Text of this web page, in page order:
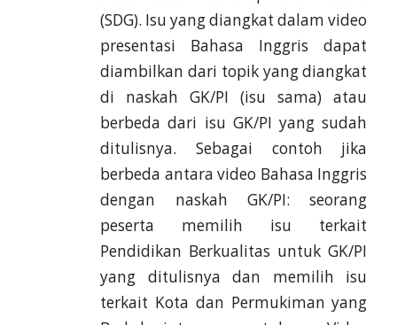
(SDG). Isu yang diangkat dalam video
presentasi Bahasa Inggris dapat
diambilkan dari topik yang diangkat
di naskah GK/PI (isu sama) atau
berbeda dari isu GK/PI yang sudah
ditulisnya. Sebagai contoh jika
berbeda antara video Bahasa Inggris
dengan naskah GK/PI: seorang
peserta memilih isu terkait
Pendidikan Berkualitas untuk GK/PI
yang ditulisnya dan memilih isu
terkait Kota dan Permukiman yang